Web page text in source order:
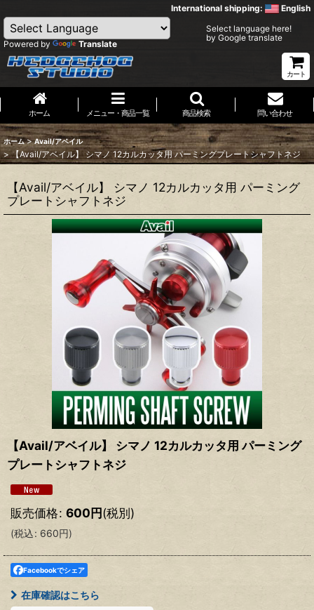
International shipping: English
Powered by Translate
Select language here!
by Google translate
カート
ホーム メニュー・商品一覧 商品検索 問い合わせ
ホーム > Avail/アベイル
> 【Avail/アベイル】 シマノ 12カルカッタ用 パーミングプレートシャフトネジ
【Avail/アベイル】 シマノ 12カルカッタ用 パーミング
プレートシャフトネジ
【Avail/アベイル】 シマノ 12カルカッタ用 パーミング
プレートシャフトネジ
販売価格: 600円(税別)
(税込: 660円)
Facebookでシェア
在庫確認はこちら